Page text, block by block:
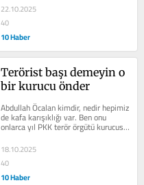
22.10.2025
40
10 Haber
Terörist başı demeyin o
bir kurucu önder
Abdullah Öcalan kimdir, nedir hepimiz
de kafa karışıklığı var. Ben onu
onlarca yıl PKK terör örgütü kurucusu
ve lideri olarak andım....
18.10.2025
40
10 Haber